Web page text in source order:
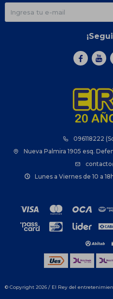
096118222
Nueva Palmira 1905 esq.
Lunes a Viernes de 10 a
 
© Copyright 2026 / El Rey del